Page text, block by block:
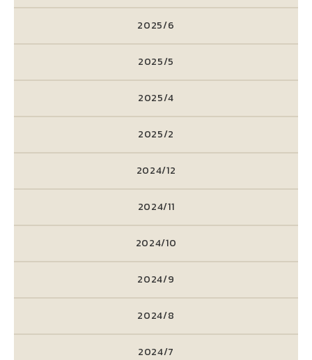
2025/6
2025/5
2025/4
2025/2
2024/12
2024/11
2024/10
2024/9
2024/8
2024/7